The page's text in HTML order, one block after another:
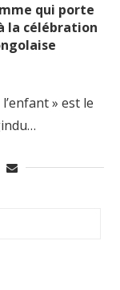
qui porte
la célébration
» est le